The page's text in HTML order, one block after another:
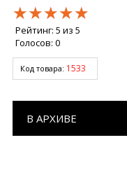
★★★★★
★★★★★
★★★★★
Рейтинг: 5 из 5
Голосов: 0
Код товара: 1533
В АРХИВЕ